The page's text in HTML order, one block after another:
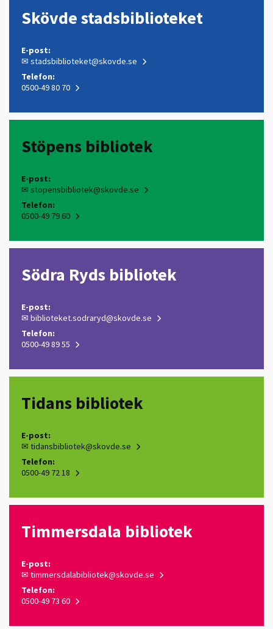
Skövde stadsbiblioteket
E-post:
✉ stadsbiblioteket@skovde.se
Telefon:
0500-49 80 70
Stöpens bibliotek
E-post:
✉ stopensbibliotek@skovde.se
Telefon:
0500-49 79 60
Södra Ryds bibliotek
E-post:
✉ biblioteket.sodraryd@skovde.se
Telefon:
0500-49 89 55
Tidans bibliotek
E-post:
✉ tidansbibliotek@skovde.se
Telefon:
0500-49 72 18
Timmersdala bibliotek
E-post:
✉ timmersdalabibliotek@skovde.se
Telefon:
0500-49 73 60